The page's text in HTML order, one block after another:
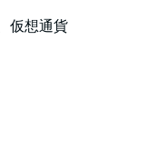
仮想通貨